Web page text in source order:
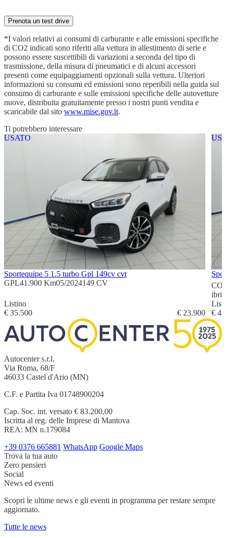
Prenota un test drive
*I valori relativi ai consumi di carburante e alle emissioni specifiche
di CO2 indicati sono riferiti alla vettura in allestimento di serie e
possono essere suscettibili di variazioni a seconda del tipo di
trasmissione, della misura di pneumatici e di alcuni accessori
presenti come equipaggiamenti opzionali sulla vettura. Ulteriori
informazioni su consumi ed emissioni sono reperibili nella guida sul
consumo di carburante e sulle emissioni specifiche delle autovetture
nuove, distribuita gratuitamente presso i nostri punti vendita e
scaricabile dal sito www.mise.gov.it.
Ti potrebbero interessare
USATO
Sportequipe 5 1.5 turbo Gpl 149cv cvt
GPL41.900 Km05/2024149 CV
Listino
€ 35.500
€ 23.900
CO
€
Autocenter s.r.l.
Via Roma, 68/F
46033 Castel d'Ario (MN)
C.F. e Partita Iva 01748900204
Cap. Soc. int. versato € 83.200,00
Iscritta al reg. delle Imprese di Mantova
REA: MN n.179084
+39 0376 665881 WhatsApp Google Maps
Trova la tua auto
Zero pensieri
Social
News ed eventi
Scopri le ultime news e gli eventi in programma per restare sempre
aggiornato.
Tutte le news